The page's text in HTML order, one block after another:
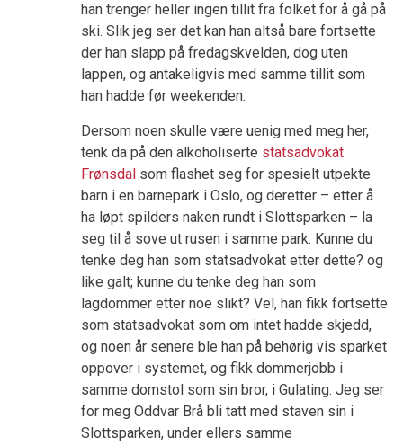
han trenger heller ingen tillit fra folket for å gå på
ski. Slik jeg ser det kan han altså bare fortsette
der han slapp på fredagskvelden, dog uten
lappen, og antakeligvis med samme tillit som
han hadde før weekenden.
Dersom noen skulle være uenig med meg her,
tenk da på den alkoholiserte statsadvokat
Frønsdal som flashet seg for spesielt utpekte
barn i en barnepark i Oslo, og deretter – etter å
ha løpt spilders naken rundt i Slottsparken – la
seg til å sove ut rusen i samme park. Kunne du
tenke deg han som statsadvokat etter dette? og
like galt; kunne du tenke deg han som
lagdommer etter noe slikt? Vel, han fikk fortsette
som statsadvokat som om intet hadde skjedd,
og noen år senere ble han på behørig vis sparket
oppover i systemet, og fikk dommerjobb i
samme domstol som sin bror, i Gulating. Jeg ser
for meg Oddvar Brå bli tatt med staven sin i
Slottsparken, under ellers samme